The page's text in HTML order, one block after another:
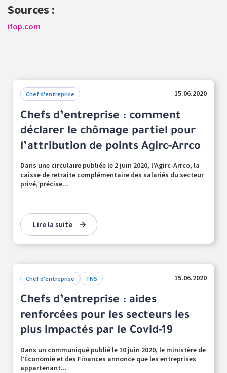
Sources :
ifop.com
Chef d'entreprise 15.06.2020
Chefs d’entreprise : comment
déclarer le chômage partiel pour
l’attribution de points Agirc-Arrco
Dans une circulaire publiée le 2 juin 2020, l’Agirc-Arrco, la
caisse de retraite complémentaire des salariés du secteur
privé, précise...
Lire la suite
Chef d'entreprise TNS 15.06.2020
Chefs d’entreprise : aides
renforcées pour les secteurs les
plus impactés par le Covid-19
Dans un communiqué publié le 10 juin 2020, le ministère de
l’Économie et des Finances annonce que les entreprises
appartenant...